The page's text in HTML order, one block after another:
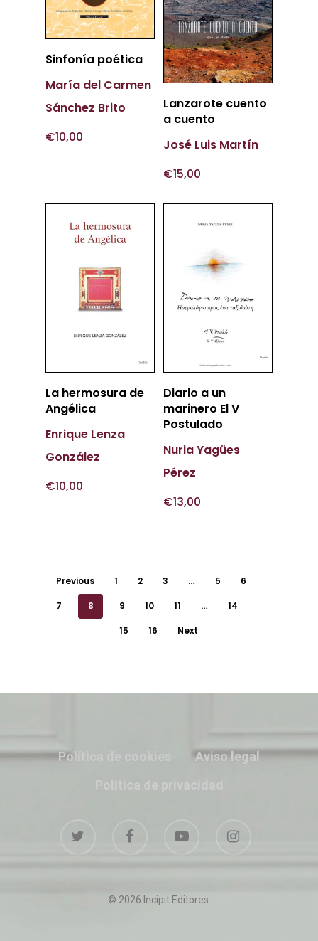
Añadir
Al Carrito
Sinfonía poética
María del Carmen
Sánchez Brito
€10,00
Información
Lanzarote cuento
a cuento
José Luis Martín
€15,00
Información
La hermosura de
Angélica
Enrique Lenza
González
€10,00
Al Carrito
Diario a un
marinero El V
Postulado
Nuria Yagües
Pérez
€13,00
Previous 1 2 3 … 5 6
7 8 9 10 11 … 14
15 16 Next
Política de cookies
Aviso legal
© 2026 Incipit Editores.